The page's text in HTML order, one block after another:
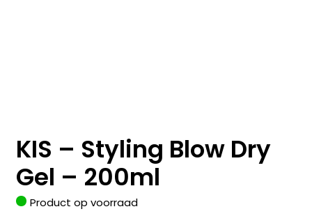
KIS – Styling Blow Dry
Gel – 200ml
Product op voorraad